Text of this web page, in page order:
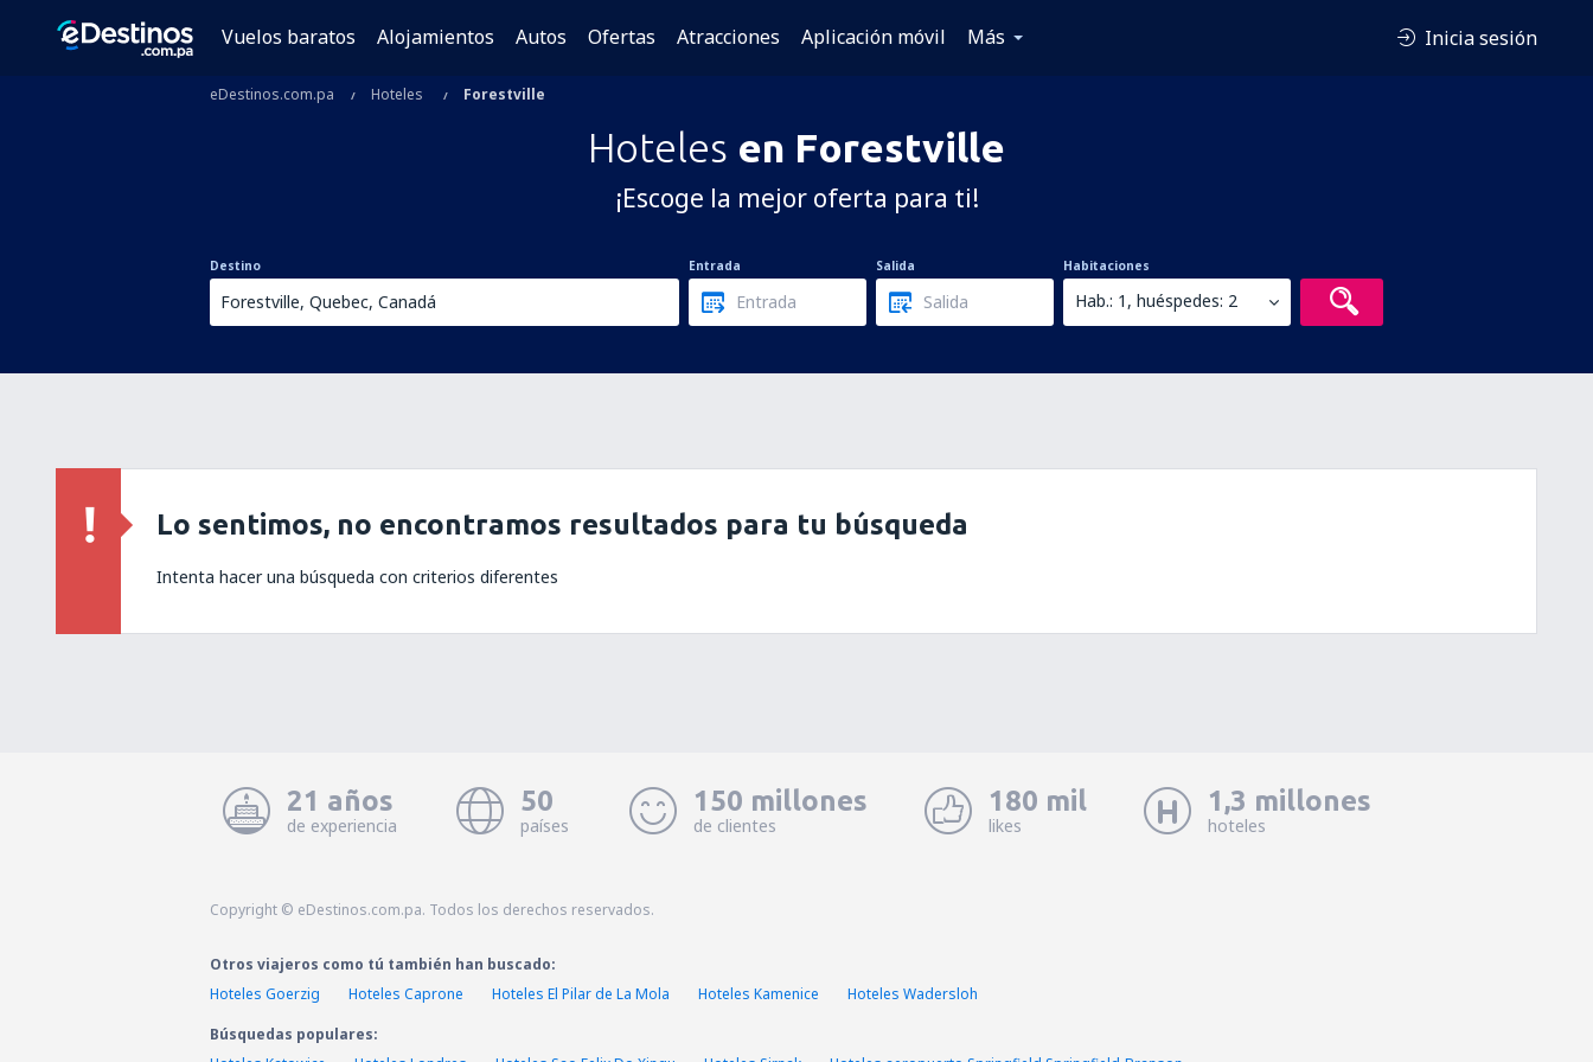
Vuelos baratos Alojamientos Autos Ofertas Atracciones Aplicación móvil Más Inicia sesión
eDestinos.com.pa Hoteles Forestville
Hoteles en Forestville
¡Escoge la mejor oferta para ti!
Destino Entrada Salida Habitaciones
Hab.: 1, huéspedes: 2
Lo sentimos, no encontramos resultados para tu búsqueda
Intenta hacer una búsqueda con criterios diferentes
21 años
de experiencia
50
países
150 millones
de clientes
180 mil
likes
1,3 millones
hoteles
Copyright © eDestinos.com.pa. Todos los derechos reservados.
Otros viajeros como tú también han buscado:
Hoteles Goerzig
Hoteles Caprone Hoteles El Pilar de La Mola Hoteles Kamenice
Hoteles Wadersloh
Búsquedas populares: